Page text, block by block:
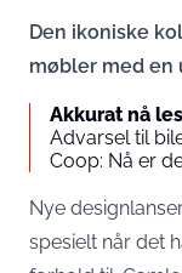
Den ikoniske
møbler med en
Akkurat nå
Advarsel til
Coop: Nå er
Nye
spesielt når det